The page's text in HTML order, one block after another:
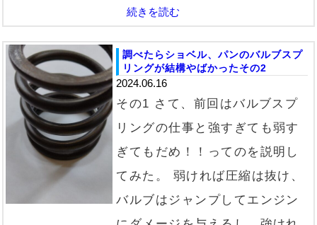
続きを読む
調べたらショベル、パンのバルブスプ
リングが結構やばかったその2
2024.06.16
その1 さて、前回はバルブスプ
リングの仕事と強すぎても弱す
ぎてもだめ！！ってのを説明し
てみた。 弱ければ圧縮は抜け、
バルブはジャンプしてエンジン